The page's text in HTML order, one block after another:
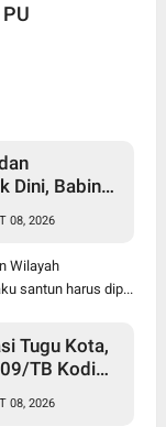
Dini, Babinsa
Pelatihan
Siswa MIN
08, 2026
Wilayah
santun harus dip...
Tugu Kota,
TB Kodim
Gelar
08, 2026